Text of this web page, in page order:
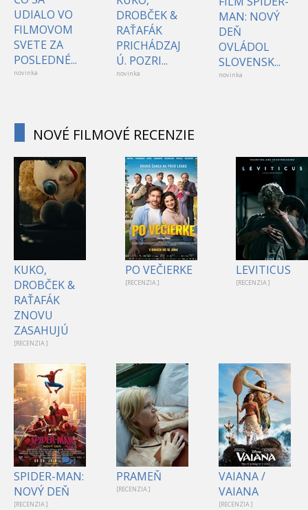
UDIALO VO
FILMOVOM
SVETE ZA
POSLEDNÉ...
novinka
DROBČEK &
RAŤAFÁK
PRICHÁDZAJ
Ú. POZRI...
novinka
MAN: NOVÝ
DEŇ
OVLÁDOL
SLOVENSK...
novinka
NOVÉ FILMOVÉ RECENZIE
KUKO,
DROBČEK &
RAŤAFÁK
ZNOVU
ZASAHUJÚ
[RECENZIA ]
PO VEČIERKE
[RECENZIA ]
LEVITICUS
[RECENZIA ]
1
SPIDER-MAN:
NOVÝ DEŇ
[RECENZIA ]
PRAMEŇ
[RECENZIA ]
VAIANA /
VAIANA
[RECENZIA ]